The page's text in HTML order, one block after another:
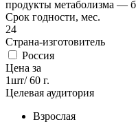
продукты метаболизма —
Срок годности, мес.
24
Страна-изготовитель
Россия
Цена за
1шт/ 60 г.
Целевая аудитория
Взрослая